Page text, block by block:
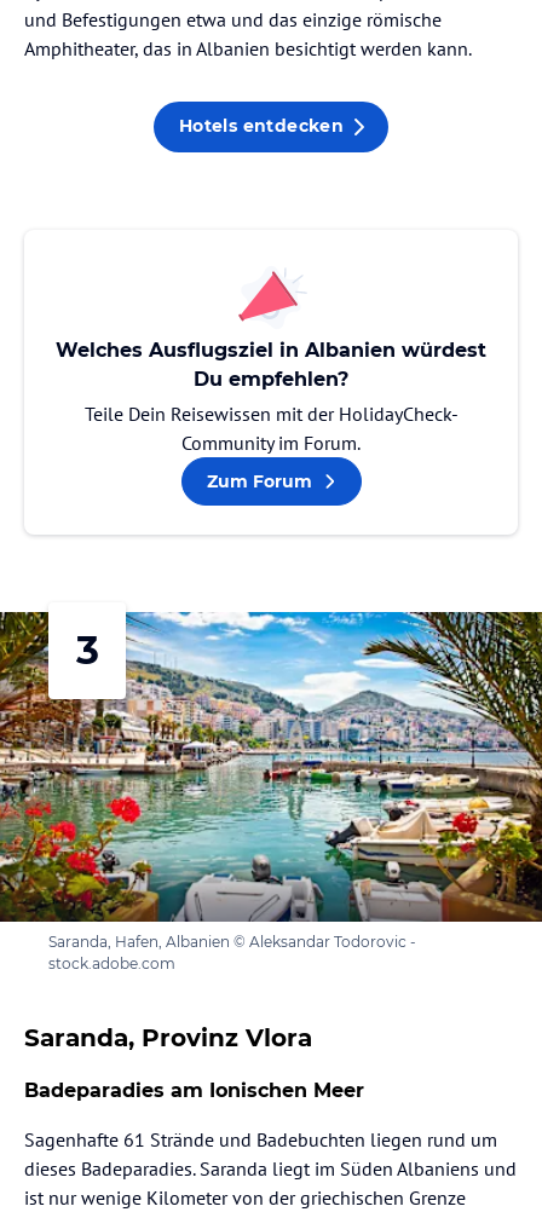
und Befestigungen etwa und das einzige römische
Amphitheater, das in Albanien besichtigt werden kann.
Hotels entdecken
Welches Ausflugsziel in Albanien würdest
Du empfehlen?
Teile Dein Reisewissen mit der HolidayCheck-
Community im Forum.
Zum Forum
3
Saranda, Hafen, Albanien © Aleksandar Todorovic -
stock.adobe.com
Saranda, Provinz Vlora
Badeparadies am Ionischen Meer
Sagenhafte 61 Strände und Badebuchten liegen rund um
dieses Badeparadies. Saranda liegt im Süden Albaniens und
ist nur wenige Kilometer von der griechischen Grenze